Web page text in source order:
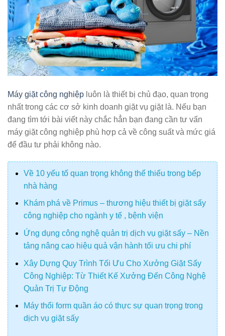
Máy giặt công nghiệp luôn là thiết bị chủ đạo, quan trọng
nhất trong các cơ sở kinh doanh giặt vụ giặt là. Nếu bạn
đang tìm tới bài viết này chắc hẳn bạn đang cần tư vấn
máy giặt công nghiệp phù hợp cả về công suất và mức giá
để đầu tư phải không nào.
Về 10 yếu tố quan trọng không thể thiếu trong bếp
nhà hàng
Khám phá về Primus – thương hiệu thiết bị giặt sấy
công nghiệp cho ngành y tế , bệnh viện
Ứng dụng công nghệ quản trị dịch vụ giặt sấy – Nền
tảng nâng cao hiệu quả vận hành tối ưu chi phí
Xây Dựng Quy Trình Tối Ưu Cho Xưởng Giặt Sấy
Công Nghiệp: Từ Thiết Kế Xưởng Đến Công Nghệ
Quản Trị Tự Động
Máy thổi form quần áo có thực sự quan trọng trong
dịch vụ giặt sấy